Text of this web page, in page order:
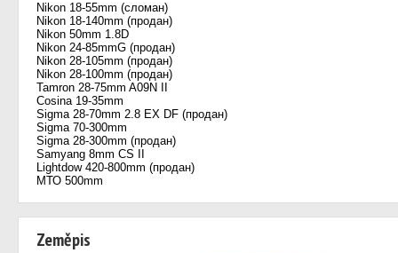
Nikon 18-55mm (сломан)
Nikon 18-140mm (продан)
Nikon 50mm 1.8D
Nikon 24-85mmG (продан)
Nikon 28-105mm (продан)
Nikon 28-100mm (продан)
Tamron 28-75mm A09N II
Cosina 19-35mm
Sigma 28-70mm 2.8 EX DF (продан)
Sigma 70-300mm
Sigma 28-300mm (продан)
Samyang 8mm CS II
Lightdow 420-800mm (продан)
МТО 500mm
Zeměpis